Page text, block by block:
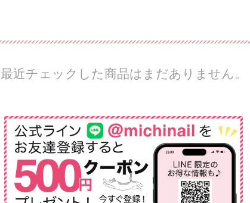
最近チェックした商品はまだありません。